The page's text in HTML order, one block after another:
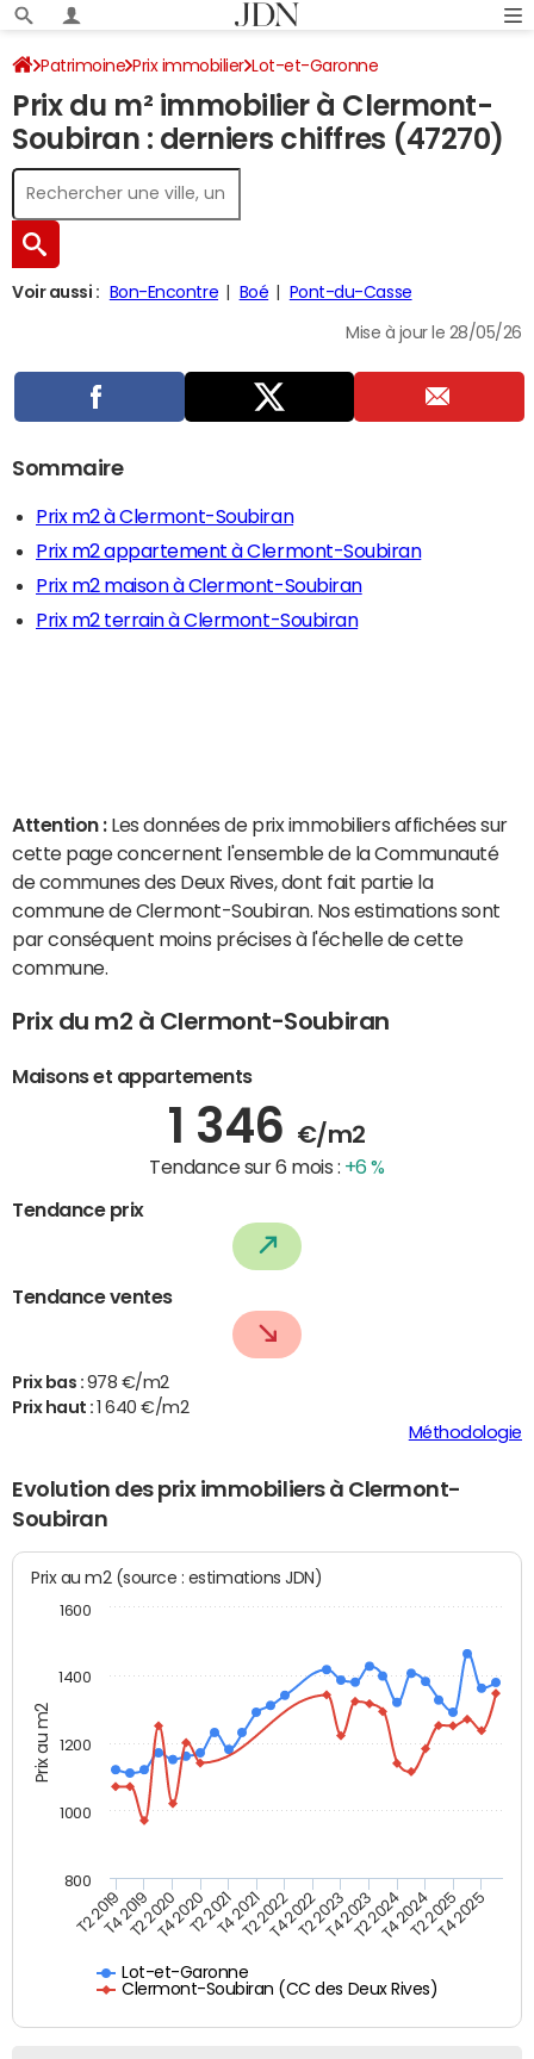
Patrimoine Prix immobilier Lot-et-Garonne
Clermont-Soubiran
Prix du m² immobilier à Clermont-
Soubiran : derniers chiffres (47270)
Voir aussi : Bon-Encontre Boé Pont-du-Casse
Mise à jour le 28/05/26
Sommaire
Prix m2 à Clermont-Soubiran
Prix m2 appartement à Clermont-Soubiran
Prix m2 maison à Clermont-Soubiran
Prix m2 terrain à Clermont-Soubiran
Attention : Les données de prix immobiliers affichées sur
cette page concernent l'ensemble de la Communauté
de communes des Deux Rives, dont fait partie la
commune de Clermont-Soubiran. Nos estimations sont
par conséquent moins précises à l'échelle de cette
commune.
Prix du m2 à Clermont-Soubiran
Maisons et appartements
1 346 €/m2
Tendance sur 6 mois : +6 %
Tendance prix
Tendance ventes
Prix bas : 978 €/m2
Prix haut :
1 640 €/m2
Méthodologie
Evolution des prix immobiliers à Clermont-
Soubiran
Prix au m2
Prix au m2 (source : estimations JDN)
Lot-et-Garonne
Clermont-Soubiran (CC des Deux Rives)
T2 2019T4 2019T2 2020T4 2020T2 2021T4 2021T2 2022T4 2022T2 2023T4 2023T2 2024T4 2024T2 2025T4 2025
800
1000
1200
1400
1600